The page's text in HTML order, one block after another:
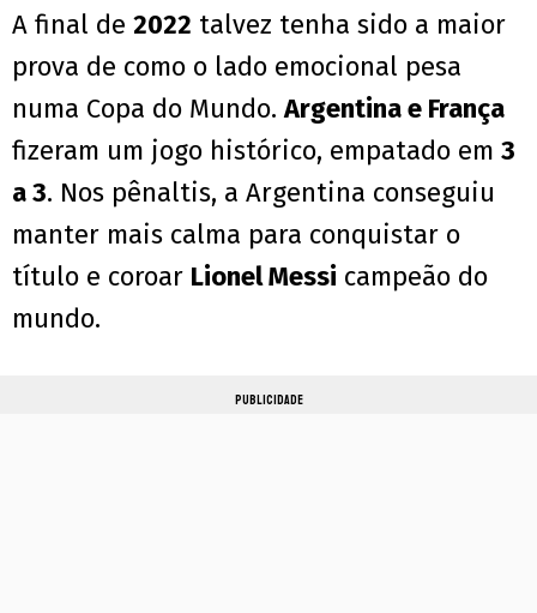
A final de 2022 talvez tenha sido a maior
prova de como o lado emocional pesa
numa Copa do Mundo.Argentina e França
fizeram um jogo histórico, empatado em 3
a 3. Nos pênaltis, a Argentina conseguiu
manter mais calma para conquistar o
título e coroar Lionel Messi campeão do
mundo.
PUBLICIDADE